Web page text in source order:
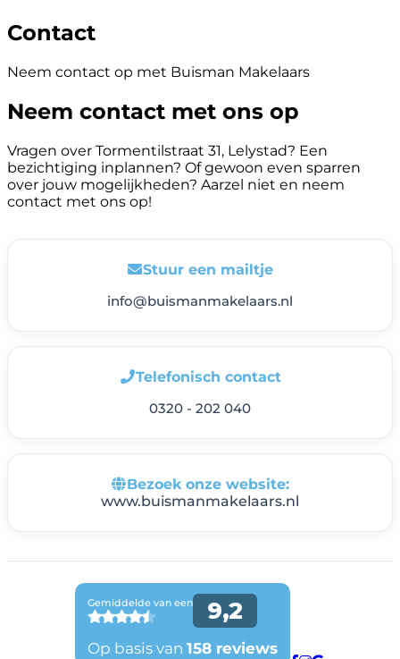
Contact
Neem contact op met Buisman Makelaars
Neem contact met ons op
Vragen over Tormentilstraat 31, Lelystad? Een
bezichtiging inplannen? Of gewoon even sparren
over jouw mogelijkheden? Aarzel niet en neem
contact met ons op!
Stuur een mailtje
info@buismanmakelaars.nl
Telefonisch contact
0320 - 202 040
Bezoek onze website:
www.buismanmakelaars.nl